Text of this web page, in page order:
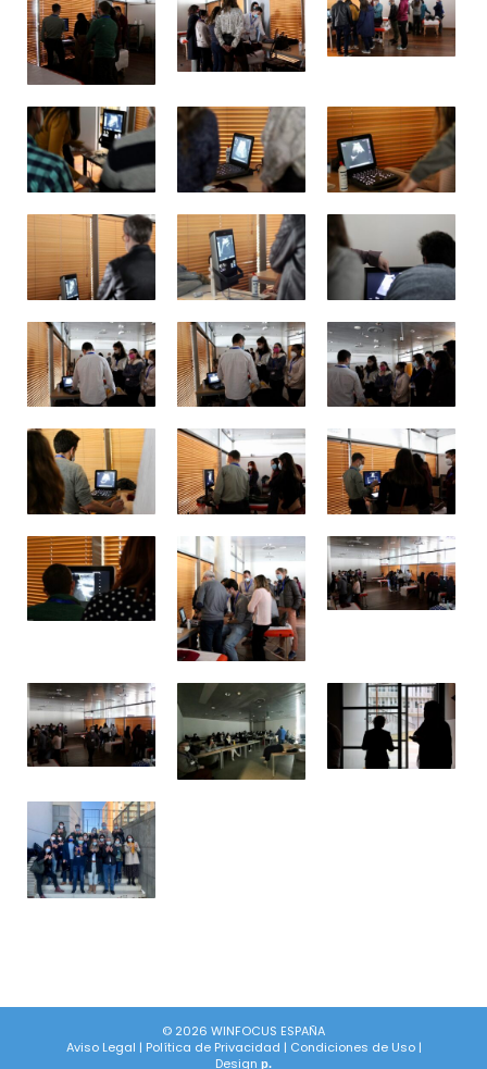
© 2026 WINFOCUS ESPAÑA
Aviso Legal | Política de Privacidad | Condiciones de Uso|
Design p.